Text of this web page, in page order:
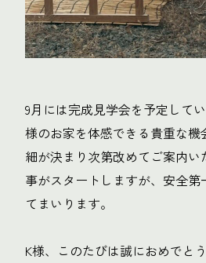
9月には完成見学会を予定して
様のお家を体感できる貴重な
細が決まり次第改めてご案内
事がスタートしますが、安全
てまいります。
K様、このたびは誠におめでと